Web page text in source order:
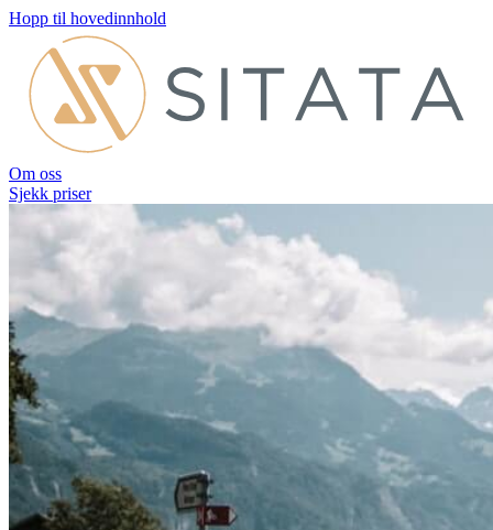
Hopp til hovedinnhold
Om oss
Sjekk priser